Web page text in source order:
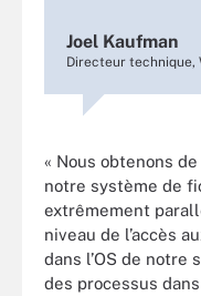
Joel Kaufman
Directeur technique,
« Nous obtenons
notre système de
extrêmement
niveau de l’accès
dans l’OS de notre
des processus